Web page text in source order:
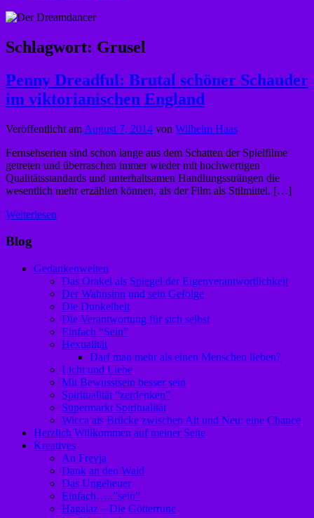
Schlagwort: Grusel
Penny Dreadful: Brutal schöner Schauder
im viktorianischen England
Veröffentlicht am August 7, 2014 von Wilhelm Haas
Fernsehserien sind schon lange aus dem Schatten der Spielfilme
getreten und überraschen immer wieder mit hochwertigen
Qualitätsstandards und unterhaltsamen Handlungssträngen die
wesentlich mehr erzählen können, als der Film als Stilmittel. […]
Weiterlesen
Blog
Gedankenwelten
Das Orakel als Spiegel der Eigenverantwortlichkeit
Der Wahnsinn und sein Gefolge
Die Dunkelheit
Die Verantwortung für sich selbst
Einfach “Sein”
Hexualität
Darf man mehr als einen Menschen lieben?
Licht und Liebe
Mit Bewusstsein besser sein
Spiritualität “zerdenken”
Supermarkt Spiritualität
Wicca als Brücke zwischen Alt und Neu: eine Chance
Herzlich Willkommen auf meiner Seite
Kreatives
An Freyja
Dank an den Wald
Das Ungeheuer
Einfach…..”sein”
Hagalaz – Die Götterrune